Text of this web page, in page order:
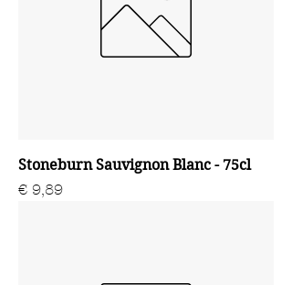
Stoneburn Sauvignon Blanc - 75cl
Prijs
€ 9,89